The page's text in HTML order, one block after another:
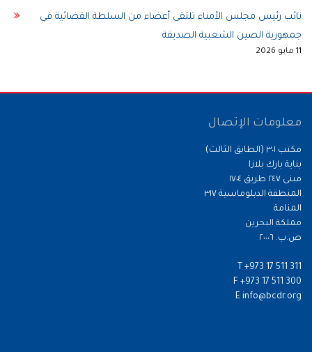
نائب رئيس مجلس الأمناء تلتقي أعضاء من السلطة القضائية في
جمهورية الصين الشعبية الصديقة
11 مايو 2026
معلومات الإتصال
مكتب ٣٠١ (الطابق الثالث)
بناية بارك بلازا
مبنى ٢٤٧ طريق ١٧٠٤
المنطقة الدبلوماسية ٣١٧
المنامة
مملكة البحرين
ص.ب. ٢٠٠٠٦
T +973 17 511 311
F +973 17 511 300
E info@bcdr.org